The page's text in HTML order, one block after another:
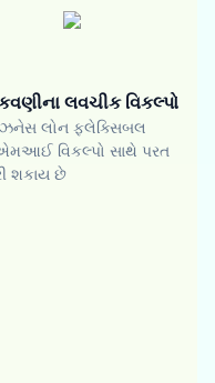
લવચીક વિકલ્પો
લોન ફ્લેક્સિબલ
વિકલ્પો સાથે પરત
શકાય છે